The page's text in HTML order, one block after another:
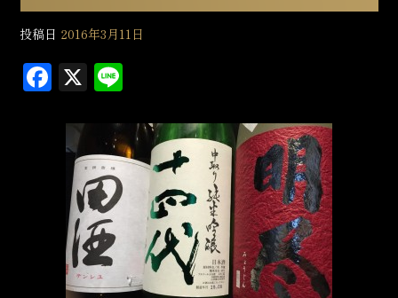
投稿日 2016年3月11日
F
c
e
o
o
k
X
e